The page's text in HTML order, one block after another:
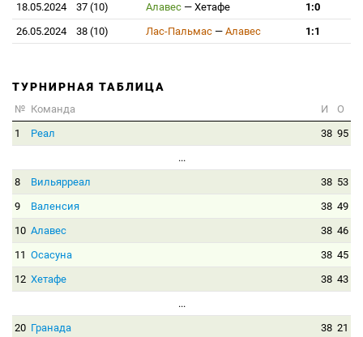
18.05.2024 37 (10) Алавес — Хетафе
1:0
26.05.2024
38 (10) Лас-Пальмас — Алавес 1:1
ТУРНИРНАЯ ТАБЛИЦА
№ Команда И
О
1
Реал 38 95
...
8
Вильярреал 38 53
9
Валенсия 38 49
10 Алавес 38 46
11 Осасуна 38 45
12 Хетафе 38 43
...
20 Гранада 38 21